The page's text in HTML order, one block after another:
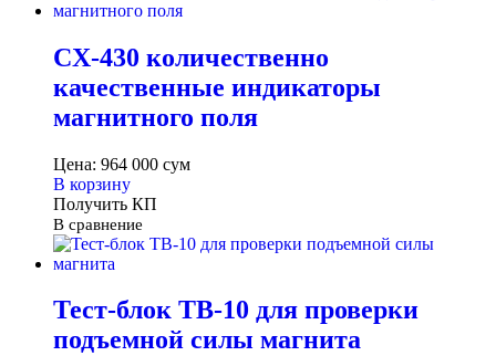
CX-430 количественно
качественные индикаторы
магнитного поля
Цена: 964 000 сум
В корзину
Получить КП
В сравнение
Тест-блок ТВ-10 для проверки
подъемной силы магнита